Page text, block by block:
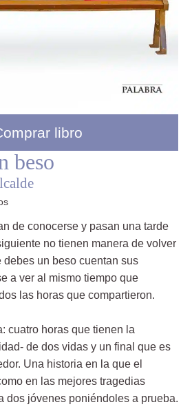
libro
beso
de conocerse y pasan una tarde
no tienen manera de volver
debes un beso cuentan sus
a ver al mismo tiempo que
las horas que compartieron.
cuatro horas que tienen la
de dos vidas y un final que es
Una historia en la que el
en las mejores tragedias
dos jóvenes poniéndoles a prueba.